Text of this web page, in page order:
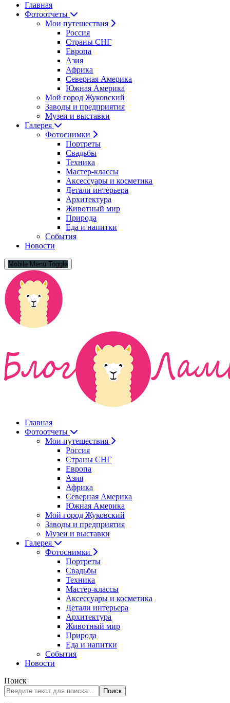
Главная
Фотоотчеты
Мои путешествия
Россия
Страны СНГ
Европа
Азия
Африка
Северная Америка
Южная Америка
Мой город Жуковский
Заводы и предприятия
Музеи и выставки
Галерея
Фотоснимки
Портреты
Свадьбы
Техника
Мастер-классы
Аксессуары и косметика
Детали интерьера
Архитектура
Животный мир
Природа
Еда и напитки
События
Новости
Mobile Menu Toggle
Главная
Фотоотчеты
Мои путешествия
Россия
Страны СНГ
Европа
Азия
Африка
Северная Америка
Южная Америка
Мой город Жуковский
Заводы и предприятия
Музеи и выставки
Галерея
Фотоснимки
Портреты
Свадьбы
Техника
Мастер-классы
Аксессуары и косметика
Детали интерьера
Архитектура
Животный мир
Природа
Еда и напитки
События
Новости
Поиск
Поиск